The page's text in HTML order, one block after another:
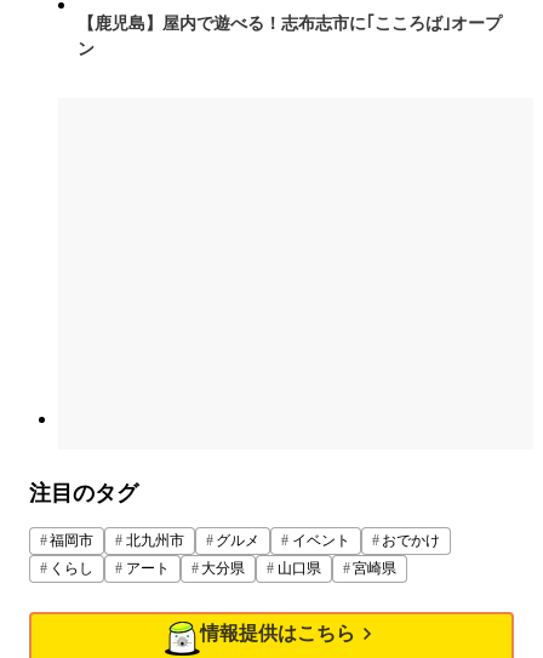
【鹿児島】屋内で遊べる！志布志市に｢こころば｣オープ
ン
注目のタグ
福岡市 北九州市 グルメ イベント
おでかけ
くらし
アート 大分県 山口県 宮崎県
情報提供はこちら